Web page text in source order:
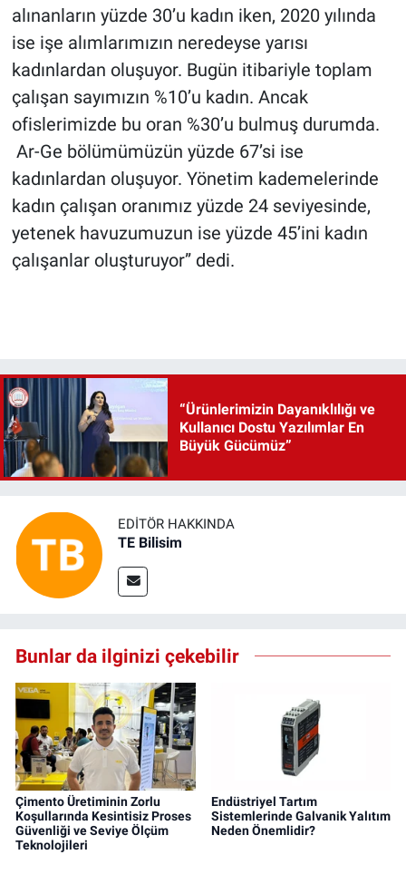
alınanların yüzde 30’u kadın iken, 2020 yılında
ise işe alımlarımızın neredeyse yarısı
kadınlardan oluşuyor. Bugün itibariyle toplam
çalışan sayımızın %10’u kadın. Ancak
ofislerimizde bu oran %30’u bulmuş durumda.
Ar-Ge bölümümüzün yüzde 67’si ise
kadınlardan oluşuyor. Yönetim kademelerinde
kadın çalışan oranımız yüzde 24 seviyesinde,
yetenek havuzumuzun ise yüzde 45’ini kadın
çalışanlar oluşturuyor” dedi.
“Ürünlerimizin Dayanıklılığı ve
Kullanıcı Dostu Yazılımlar En
Büyük Gücümüz”
EDITÖR HAKKINDA
TE Bilisim
Bunlar da ilginizi çekebilir
Çimento Üretiminin Zorlu
Koşullarında Kesintisiz Proses
Güvenliği ve Seviye Ölçüm
Teknolojileri
Endüstriyel Tartım
Sistemlerinde Galvanik Yalıtım
Neden Önemlidir?